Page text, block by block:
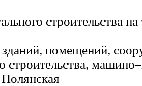
строительства на
зданий, помещений,
строительства, машино–
ая